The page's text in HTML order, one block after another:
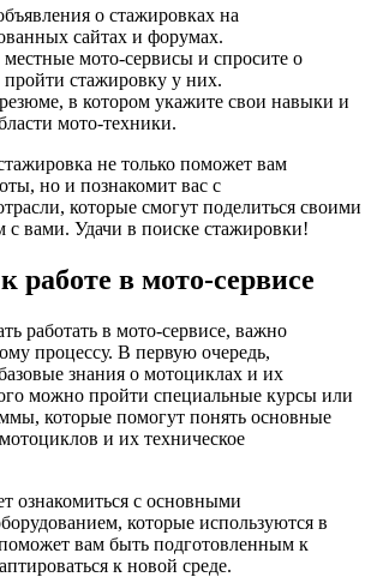
о стажировках на
сайтах и форумах.
местные мото-сервисы и спросите о
стажировку у них.
в котором укажите свои навыки и
мото-техники.
не только поможет вам
но и познакомит вас с
которые смогут поделиться своими
вами. Удачи в поиске стажировки!
работе в мото-сервисе
работать в мото-сервисе, важно
процессу. В первую очередь,
знания о мотоциклах и их
можно пройти специальные курсы или
которые помогут понять основные
и их техническое
ознакомиться с основными
которые используются в
вам быть подготовленным к
к новой среде.